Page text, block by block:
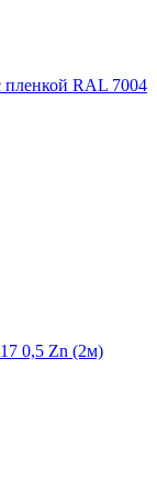
RAL 7004
0,5 Zn (2м)